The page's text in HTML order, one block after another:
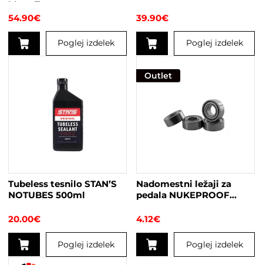
Maxx Terra
54.90€
Poglej izdelek
39.90€
Poglej izdelek
Tubeless tesnilo STAN’S
NOTUBES 500ml
20.00€
Poglej izdelek
Outlet
Nadomestni ležaji za
pedala NUKEPROOF
4.12€
Poglej izdelek